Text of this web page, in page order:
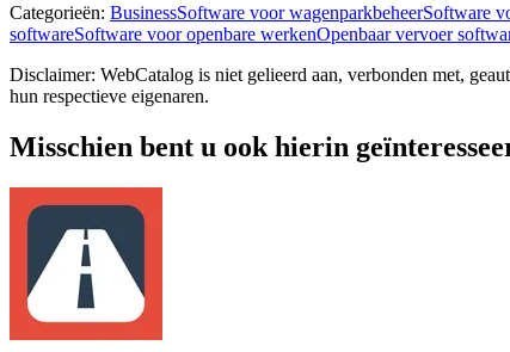
Categorieën: BusinessSoftware voor wagenparkbeheerSoftware
softwareSoftware voor openbare werkenOpenbaar vervoer
Disclaimer: WebCatalog is niet gelieerd aan, verbonden met,
hun respectieve eigenaren.
Misschien bent u ook hierin